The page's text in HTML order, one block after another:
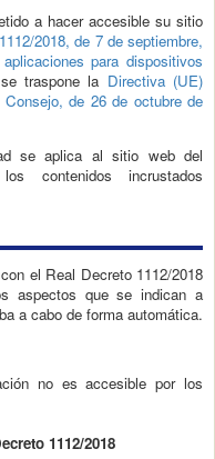
a hacer accesible su sitio
2018, de 7 de septiembre,
para dispositivos
traspone la Directiva (UE)
de 26 de octubre de
se aplica al sitio web del
contenidos incrustados
el Real Decreto 1112/2018
aspectos que se indican a
a cabo de forma automática.
no es accesible por los
1112/2018